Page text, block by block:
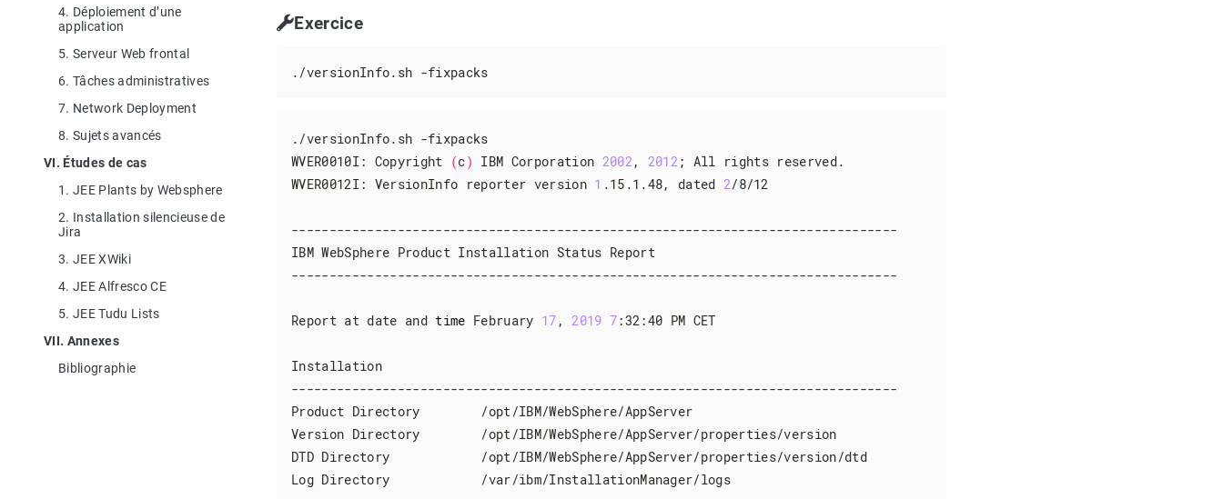
4. Déploiement d’une
application
5. Serveur Web frontal
6. Tâches administratives
7. Network Deployment
8. Sujets avancés
VI. Études de cas
1. JEE Plants by Websphere
2. Installation silencieuse de
Jira
3. JEE XWiki
4. JEE Alfresco CE
5. JEE Tudu Lists
VII. Annexes
Bibliographie
Exercice
./versionInfo.sh -fixpacks
./versionInfo.sh -fixpacks
WVER0010I: Copyright (c) IBM Corporation 2002, 2012; All rights reserved.
WVER0012I: VersionInfo reporter version 1 .15.1.48, dated 2/8/12
--------------------------------------------------------------------------------
IBM WebSphere Product Installation Status Report
--------------------------------------------------------------------------------
Report at date and time February 17 , 2019 7:32:40 PM CET
Installation
--------------------------------------------------------------------------------
Product Directory        /opt/IBM/WebSphere/AppServer
Version Directory        /opt/IBM/WebSphere/AppServer/properties/version
DTD Directory            /opt/IBM/WebSphere/AppServer/properties/version/dtd
Log Directory            /var/ibm/InstallationManager/logs